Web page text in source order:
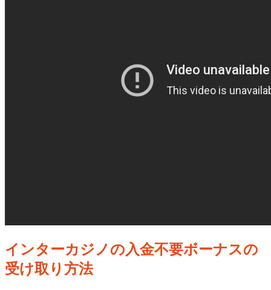
No
Comments
インターカジノの入金不要ボーナスの
受け取り方法